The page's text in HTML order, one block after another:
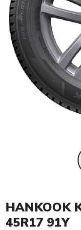
Item 1 of 2
HANKOOK
45R17 91Y